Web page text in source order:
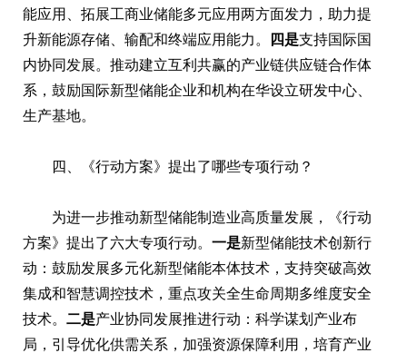
能应用、拓展工商业储能多元应用两方面发力，助力提
升新能源存储、输配和终端应用能力。
四是支持国际国
内协同发展。推动建立互利共赢的产业链供应链合作体
系，鼓励国际新型储能企业和机构在华设立研发中心、
生产基地。
四、《行动方案》提出了哪些专项行动？
为进一步推动新型储能制造业高质量发展，《行动
方案》提出了六大专项行动。 一是新型储能技术创新行
动：鼓励发展多元化新型储能本体技术，支持突破高效
集成和智慧调控技术，重点攻关全生命周期多维度安全
技术。 二是产业协同发展推进行动：科学谋划产业布
局，引导优化供需关系，加强资源保障利用，培育产业